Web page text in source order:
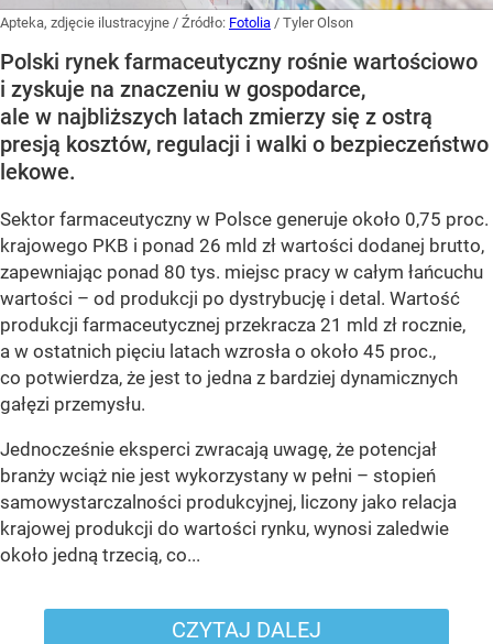
Apteka, zdjęcie ilustracyjne / Źródło: Fotolia / Tyler Olson
Polski rynek farmaceutyczny rośnie wartościowo
i zyskuje na znaczeniu w gospodarce,
ale w najbliższych latach zmierzy się z ostrą
presją kosztów, regulacji i walki o bezpieczeństwo
lekowe.
Sektor farmaceutyczny w Polsce generuje około 0,75 proc.
krajowego PKB i ponad 26 mld zł wartości dodanej brutto,
zapewniając ponad 80 tys. miejsc pracy w całym łańcuchu
wartości – od produkcji po dystrybucję i detal. Wartość
produkcji farmaceutycznej przekracza 21 mld zł rocznie,
a w ostatnich pięciu latach wzrosła o około 45 proc.,
co potwierdza, że jest to jedna z bardziej dynamicznych
gałęzi przemysłu.
Jednocześnie eksperci zwracają uwagę, że potencjał
branży wciąż nie jest wykorzystany w pełni – stopień
samowystarczalności produkcyjnej, liczony jako relacja
krajowej produkcji do wartości rynku, wynosi zaledwie
około jedną trzecią, co...
CZYTAJ DALEJ